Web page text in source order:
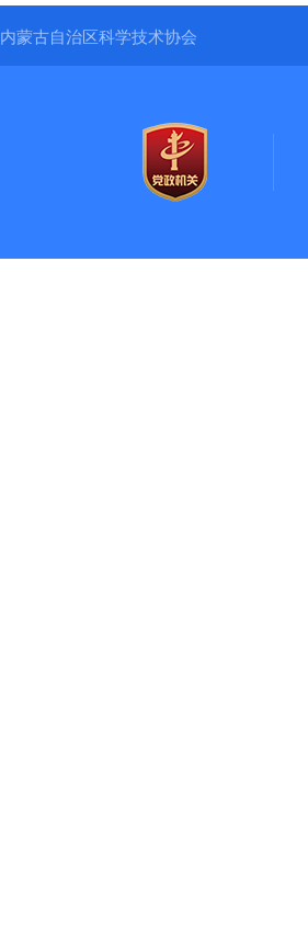
内蒙古自治区科学技术协会